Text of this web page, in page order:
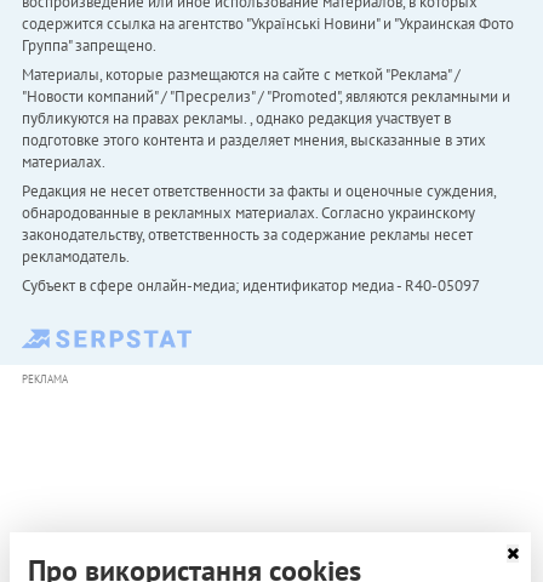
содержится ссылка на агентство "Українськi Новини" и "Украинская Фото
Группа" запрещено.
Материалы, которые размещаются на сайте с меткой "Реклама" /
"Новости компаний" / "Пресрелиз" / "Promoted", являются рекламными и
публикуются на правах рекламы. , однако редакция участвует в
подготовке этого контента и разделяет мнения, высказанные в этих
материалах.
Редакция не несет ответственности за факты и оценочные суждения,
обнародованные в рекламных материалах. Согласно украинскому
законодательству, ответственность за содержание рекламы несет
рекламодатель.
Субъект в сфере онлайн-медиа; идентификатор медиа - R40-05097
РЕКЛАМА
Про використання cookies